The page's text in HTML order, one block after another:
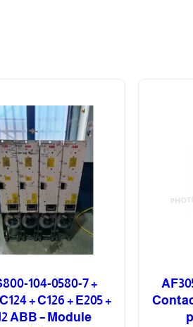
104-0580-7 +
+ C126 + E205 +
ABB – Module